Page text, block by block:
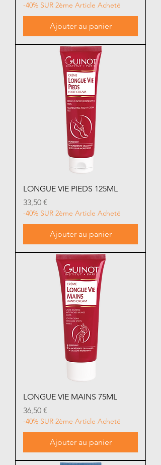
-40% SUR 2ème Article Acheté
Ajouter au panier
LONGUE VIE PIEDS 125ML
Prix
33,50 €
-40% SUR 2ème Article Acheté
Ajouter au panier
LONGUE VIE MAINS 75ML
Prix
36,50 €
-40% SUR 2ème Article Acheté
Ajouter au panier